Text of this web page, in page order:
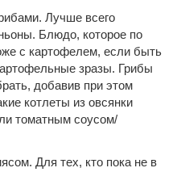
Лучше всего
Блюдо, которое по
с картофелем, если быть
зразы. Грибы
добавив при этом
котлеты из овсянки
томатным соусом/
Для тех, кто пока не в